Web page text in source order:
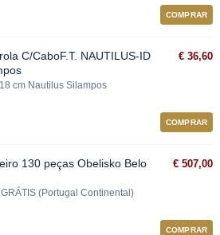
COMPRAR
C/CaboF.T. NAUTILUS-ID
cm Nautilus Silampos
€ 36,60
COMPRAR
130 peças Obelisko Belo
GRÁTIS (Portugal Continental)
€ 507,00
COMPRAR